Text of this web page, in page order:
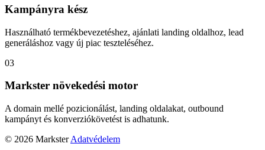
Kampányra kész
Használható termékbevezetéshez, ajánlati landing oldalhoz, lead
generáláshoz vagy új piac teszteléséhez.
03
Markster növekedési motor
A domain mellé pozicionálást, landing oldalakat, outbound
kampányt és konverziókövetést is adhatunk.
© 2026 Markster Adatvédelem